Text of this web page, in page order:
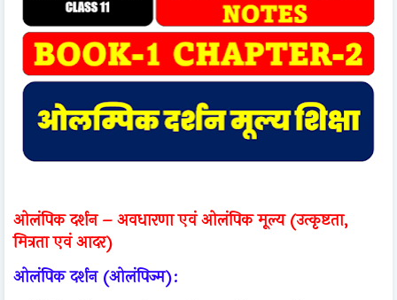
ओलंपिक दर्शन – अवधारणा एवं ओलंपिक मूल्य (उत्कृष्टता,
मित्रता एवं आदर)
ओलंपिक दर्शन (ओलंपिज्म):